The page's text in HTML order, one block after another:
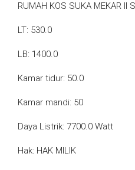
RUMAH KOS SUKA MEKAR II
LT: 530.0
LB: 1400.0
Kamar tidur: 50.0
Kamar mandi: 50
Daya Listrik: 7700.0 Watt
Hak: HAK MILIK